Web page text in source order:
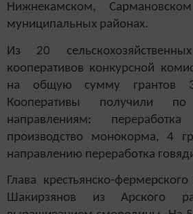
Нижнекамском,
муниципальных районах.
Из 20
кооперативов конкурсной
на общую сумму грантов
Кооперативы получили
направлениям:
производство монокорма, 4
направлению переработка
Глава крестьянско-
Шакирзянов из Арского